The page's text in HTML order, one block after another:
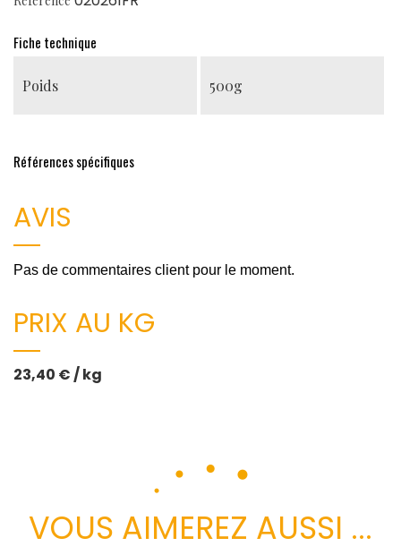
Fiche technique
Poids 500g
Références spécifiques
AVIS
Pas de commentaires client pour le moment.
PRIX AU KG
23,40 € / kg
VOUS AIMEREZ AUSSI ...